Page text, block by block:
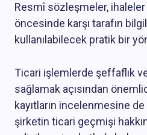
Resmî sözleşmeler,
öncesinde karşı tarafın
kullanılabilecek pratik bir
Ticari işlemlerde şeffaflık
sağlamak açısından
kayıtların incelenmesine
şirketin ticari geçmişi